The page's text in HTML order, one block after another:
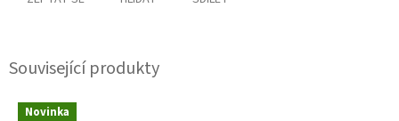
Související produkty
Novinka